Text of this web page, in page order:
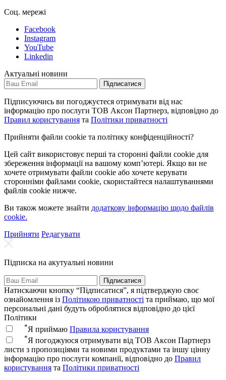
Соц. мережі
Facebook
Instagram
YouTube
Linkedin
Актуальні новини
Підписатися
Підписуючись ви погоджуєтеся отримувати від нас
інформацію про послуги ТОВ Аксон Партнерз, відповідно до
Правил користування та Політики приватності
Прийняти файли cookie та політику конфіденційності?
Цей сайт використовує перші та сторонні файли cookie для
збереження інформації на вашому комп’ютері. Якщо ви не
хочете отримувати файли cookie або хочете керувати
сторонніми файлами cookie, скористайтеся налаштуваннями
файлів cookie нижче.
Ви також можете знайти додаткову інформацію щодо файлів
cookie.
Прийняти Редагувати
Підписка на акутуальні новини
Підписатися
Натискаючи кнопку “Підписатися”, я підтверджую своє
ознайомлення із Політикою приватності та приймаю, що мої
персональні дані будуть оброблятися відповідно до цієї
Політики
*Я приймаю Правила користування
*Я погоджуюся отримувати від ТОВ Аксон Партнерз
листи з пропозиціями та новими продуктами та іншу цінну
інформацію про послуги компанії, відповідно до Правил
користування та Політики приватності